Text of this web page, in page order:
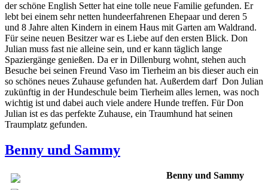
der schöne English Setter hat eine tolle neue Familie gefunden. Er
lebt bei einem sehr netten hundeerfahrenen Ehepaar und deren 5
und 8 Jahre alten Kindern in einem Haus mit Garten am Waldrand.
Für seine neuen Besitzer war es Liebe auf den ersten Blick. Don
Julian muss fast nie alleine sein, und er kann täglich lange
Spaziergänge genießen. Da er in Dillenburg wohnt, stehen auch
Besuche bei seinen Freund Vaso im Tierheim an bis dieser auch ein
so schönes neues Zuhause gefunden hat. Außerdem darf Don Julian
zukünftig in der Hundeschule beim Tierheim alles lernen, was noch
wichtig ist und dabei auch viele andere Hunde treffen. Für Don
Julian ist es das perfekte Zuhause, ein Traumhund hat seinen
Traumplatz gefunden.
Benny und Sammy
Benny und Sammy